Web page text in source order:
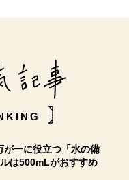
が一に役立つ「水の備
は500mLがおすすめ